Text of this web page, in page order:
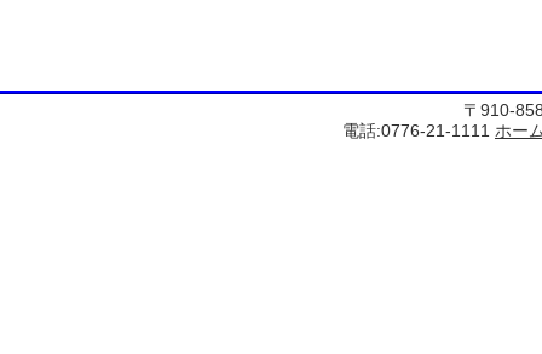
〒910-
電話:0776-21-1111 ホー